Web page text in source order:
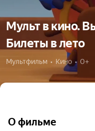
Мульт в кино.
Билеты в лето
Мультфильм  •  Кино  •  0+
О фильме